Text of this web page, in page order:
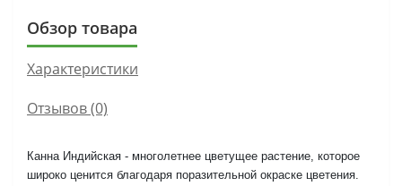
Обзор товара
Характеристики
Отзывов (0)
Канна Индийская - многолетнее цветущее растение, которое
широко ценится благодаря поразительной окраске цветения.